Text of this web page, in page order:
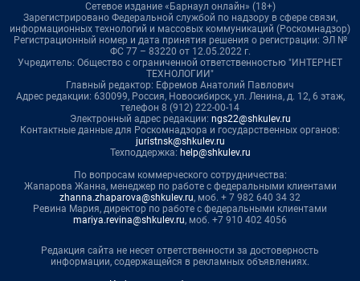
Сетевое издание «Барнаул онлайн» (18+)
Зарегистрировано Федеральной службой по надзору в сфере связи,
информационных технологий и массовых коммуникаций (Роскомнадзор)
Регистрационный номер и дата принятия решения о регистрации: ЭЛ №
ФС 77 – 83220 от 12.05.2022 г.
Учредитель: Общество с ограниченной ответственностью "ИНТЕРНЕТ
ТЕХНОЛОГИИ"
Главный редактор: Ефремов Анатолий Павлович
Адрес редакции: 630099, Россия, Новосибирск, ул. Ленина, д. 12, 6 этаж,
телефон 8 (912) 222-00-14
Электронный адрес редакции: ngs22@shkulev.ru
Контактные данные для Роскомнадзора и государственных органов:
juristnsk@shkulev.ru
Техподдержка: help@shkulev.ru
По вопросам коммерческого сотрудничества:
Жапарова Жанна, менеджер по работе с федеральными клиентами
zhanna.zhaparova@shkulev.ru, моб. + 7 982 640 34 32
Ревина Мария, директор по работе с федеральными клиентами
mariya.revina@shkulev.ru, моб. +7 910 402 4056
Редакция сайта не несет ответственности за достоверность
информации, содержащейся в рекламных объявлениях.